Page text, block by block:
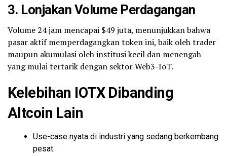
3. Lonjakan Volume Perdagangan
Volume 24 jam mencapai $49 juta, menunjukkan bahwa
pasar aktif memperdagangkan token ini, baik oleh trader
maupun akumulasi oleh institusi kecil dan menengah
yang mulai tertarik dengan sektor Web3-IoT.
Kelebihan IOTX Dibanding
Altcoin Lain
Use-case nyata di industri yang sedang berkembang
pesat.